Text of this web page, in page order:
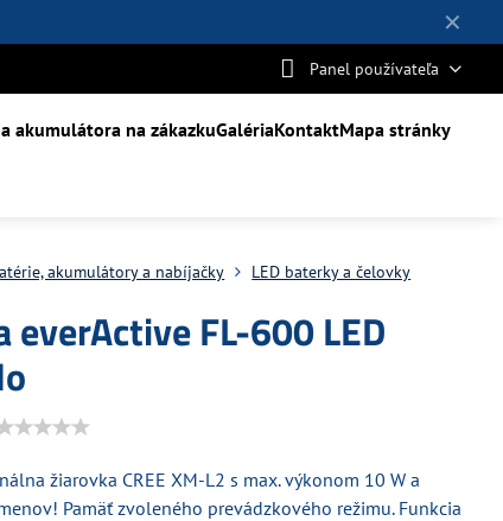
✕
Panel používateľa
akumulátora na zákazkuGalériaKontaktMapa stránky
akumulátory a nabíjačky LED baterky a čelovky
everActive FL-600 LED
žiarovka CREE XM-L2 s max. výkonom 10 W a
Pamäť zvoleného prevádzkového režimu. Funkcia